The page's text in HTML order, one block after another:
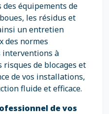
équipements de
les résidus et
un entretien
des normes
interventions à
de blocages et
de vos installations,
fluide et efficace.
de vos